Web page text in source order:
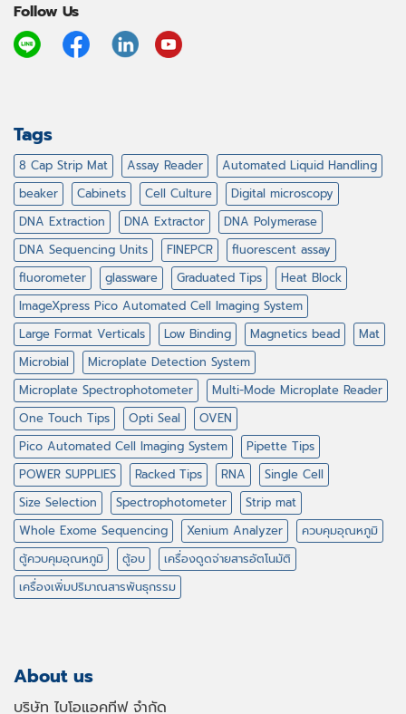
Follow Us
Tags
8 Cap Strip Mat Assay Reader
Automated Liquid Handling
beaker
Cabinets Cell Culture
Digital microscopy
DNA Extraction
DNA Extractor
DNA Polymerase
DNA Sequencing Units
FINEPCR
fluorescent assay
fluorometer
glassware Graduated Tips
Heat Block
ImageXpress Pico Automated Cell Imaging System
Large Format Verticals
Low Binding Magnetics bead
Mat
Microbial
Microplate Detection System
Microplate Spectrophotometer
Multi-Mode Microplate Reader
One Touch Tips
Opti Seal
OVEN
Pico Automated Cell Imaging System
Pipette Tips
POWER SUPPLIES
Racked Tips RNA
Single Cell
Size Selection
Spectrophotometer
Strip mat
Whole Exome Sequencing
Xenium Analyzer
ควบคุมอุณหภูมิ
ตู้ควบคุมอุณหภูมิ
ตู้อบ
เครื่องดูดจ่ายสารอัตโนมัติ
เครื่องเพิ่มปริมาณสารพันธุกรรม
About us
บริษัท ไบโอแอคทีฟ จำกัด